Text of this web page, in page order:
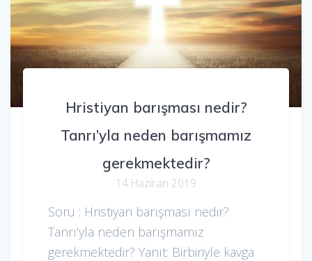
Hristiyan barışması nedir?
Tanrı’yla neden barışmamız
gerekmektedir?
14 Haziran 2019
Soru : Hristiyan barışması nedir?
Tanrı’yla neden barışmamız
gerekmektedir? Yanıt: Birbiriyle kavga